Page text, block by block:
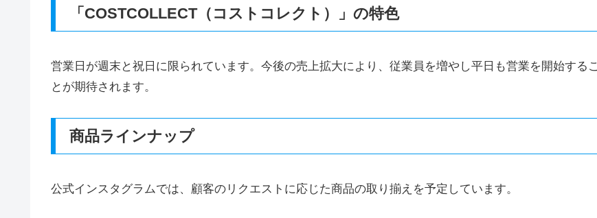
「COSTCOLLECT（コストコレクト）」の特色
営業日が週末と祝日に限られています。今後の売上拡大により、従業員を増やし平日も営業を開始するこ
とが期待されます。
商品ラインナップ
公式インスタグラムでは、顧客のリクエストに応じた商品の取り揃えを予定しています。